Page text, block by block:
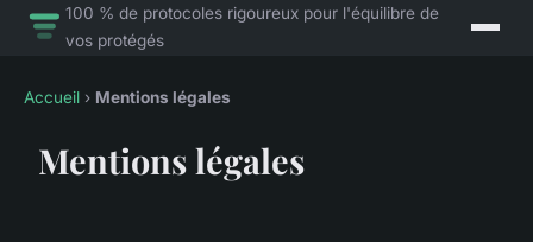
100 % de protocoles rigoureux pour l'équilibre de
vos protégés
Accueil › Mentions légales
Mentions légales